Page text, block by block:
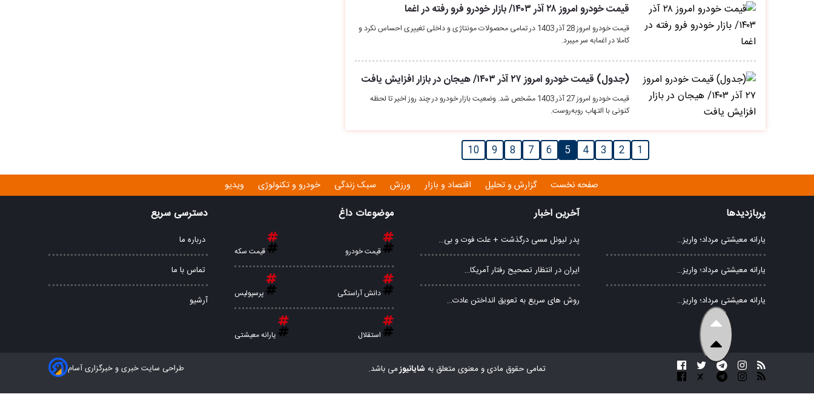
قیمت خودرو امروز ۲۸ آذر ۱۴۰۳/ بازار خودرو فرو رفته در اغما
قیمت خودرو امروز 28 آذر 1403 در تمامی محصولات مونتاژی و داخلی تغییری احساس نکرد و
کاملا در اغمابه سر میبرد.
(جدول) قیمت خودرو امروز ۲۷ آذر ۱۴۰۳/ هیجان در بازار افزایش یافت
قیمت خودرو امروز 27 آذر 1403 مشخص شد. وضعیت بازار خودرو در چند روز اخیر تا لحظه
کنونی با التهاب روبه‌روست.
1
2
3
4
5
6
7
8
9
10
صفحه نخست گزارش و تحلیل اقتصاد و بازار ورزش سبک زندگی خودرو و تکنولوژی ویدیو
پربازدیدها
یارانه معیشتی مرداد؛ واریز…
یارانه معیشتی مرداد؛ واریز…
یارانه معیشتی مرداد؛ واریز…
آخرین اخبار
پدر لیونل مسی درگذشت + علت فوت و بی…
ایران در انتظار تصحیح رفتار آمریکا…
روش های سریع به تعویق انداختن عادت…
موضوعات داغ
قیمت خودرو قیمت سکه
دانش آراستگی پرسپولیس
استقلال یارانه معیشتی
دسترسی سریع
درباره ما
تماس با ما
آرشیو
تمامی حقوق مادی و معنوی متعلق به شایانیوزمی باشد. طراحی سایت خبری و خبرگزاری آسام